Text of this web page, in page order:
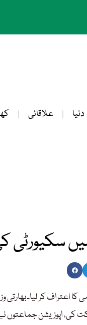
دنیا علاقائی
سکیورٹی
اعتراف کر لیا۔بھارتی
کی، اپوزیشن جماعتوں